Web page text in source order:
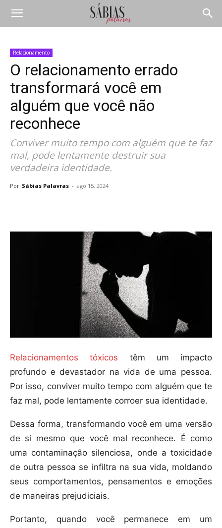
Relacionamento
O relacionamento errado
transformará você em
alguém que você não
reconhece
Conviver muito tempo com alguém que te faz
mal, pode lentamente destruir sua
verdadeira identidade.
Por Sábias Palavras - ago 15, 2024
Relacionamentos tóxicos têm um impacto
profundo e devastador na vida de uma pessoa.
Por isso, conviver muito tempo com alguém que te
faz mal, pode lentamente corroer sua identidade.
Dessa forma, transformando você em uma versão
de si mesmo que você mal reconhece. É como
uma contaminação silenciosa, onde a toxicidade
de outra pessoa se infiltra na sua vida, moldando
seus comportamentos, pensamentos e emoções
de maneiras prejudiciais.
Portanto, quando você permanece em um